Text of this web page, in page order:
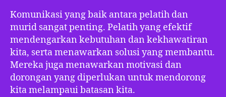
Komunikasi yang baik antara pelatih dan
murid sangat penting. Pelatih yang efektif
mendengarkan kebutuhan dan kekhawatiran
kita, serta menawarkan solusi yang membantu.
Mereka juga menawarkan motivasi dan
dorongan yang diperlukan untuk mendorong
kita melampaui batasan kita.